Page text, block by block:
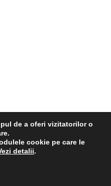
de a oferi vizitatorilor o
cookie pe care le
detalii.